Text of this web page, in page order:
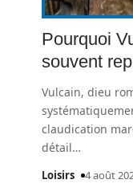
Pourquoi
souvent
Vulcain, dieu
claudication
détail…
Loisirs 4 août